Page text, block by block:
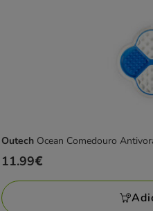
Outech Ocean Comedouro
Preço
11.99€
11.99€